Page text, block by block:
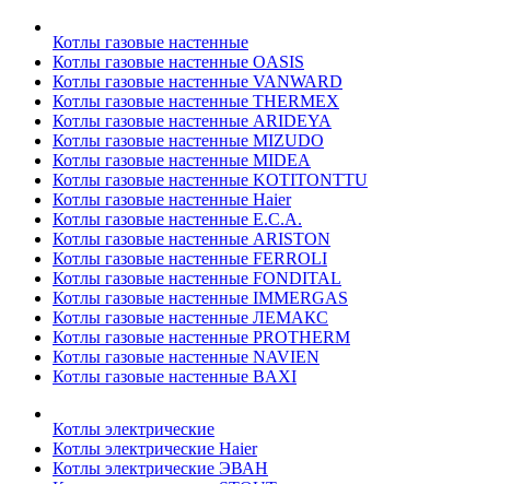
Котлы газовые настенные
Котлы газовые настенные OASIS
Котлы газовые настенные VANWARD
Котлы газовые настенные THERMEX
Котлы газовые настенные ARIDEYA
Котлы газовые настенные MIZUDO
Котлы газовые настенные MIDEA
Котлы газовые настенные KOTITONTTU
Котлы газовые настенные Haier
Котлы газовые настенные E.C.A.
Котлы газовые настенные ARISTON
Котлы газовые настенные FERROLI
Котлы газовые настенные FONDITAL
Котлы газовые настенные IMMERGAS
Котлы газовые настенные ЛЕМАКС
Котлы газовые настенные PROTHERM
Котлы газовые настенные NAVIEN
Котлы газовые настенные BAXI
Котлы электрические
Котлы электрические Haier
Котлы электрические ЭВАН